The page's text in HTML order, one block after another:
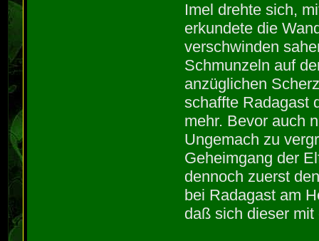
Imel drehte sich,
erkundete die
verschwinden
Schmunzeln auf
anzüglichen
schaffte Radagast
mehr. Bevor auch
Ungemach zu
Geheimgang der
dennoch zuerst
bei Radagast am
daß sich dieser